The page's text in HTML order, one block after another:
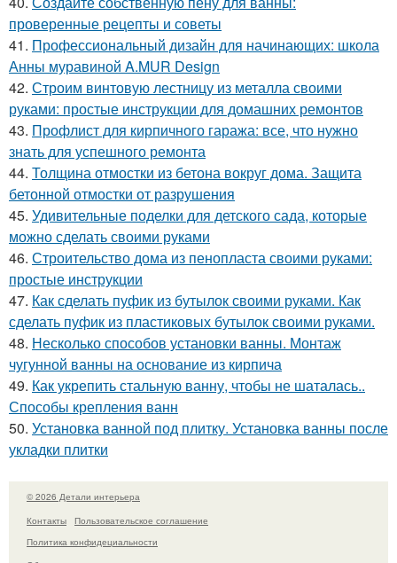
проверенные рецепты и советы
41. Профессиональный дизайн для начинающих: школа
Анны муравиной A.MUR Design
42. Строим винтовую лестницу из металла своими
руками: простые инструкции для домашних ремонтов
43. Профлист для кирпичного гаража: все, что нужно
знать для успешного ремонта
44. Толщина отмостки из бетона вокруг дома. Защита
бетонной отмостки от разрушения
45. Удивительные поделки для детского сада, которые
можно сделать своими руками
46. Строительство дома из пенопласта своими руками:
простые инструкции
47. Как сделать пуфик из бутылок своими руками. Как
сделать пуфик из пластиковых бутылок своими руками.
48. Несколько способов установки ванны. Монтаж
чугунной ванны на основание из кирпича
49. Как укрепить стальную ванну, чтобы не шаталась..
Способы крепления ванн
50. Установка ванной под плитку. Установка ванны после
укладки плитки
© 2026 Детали интерьера
Контакты
Пользовательское соглашение
Политика конфидециальности